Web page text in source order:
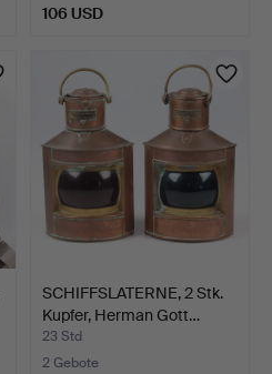
106 USD
SCHIFFSLATERNE, 2 Stk.
Kupfer, Herman Gott…
23 Std
2 Gebote